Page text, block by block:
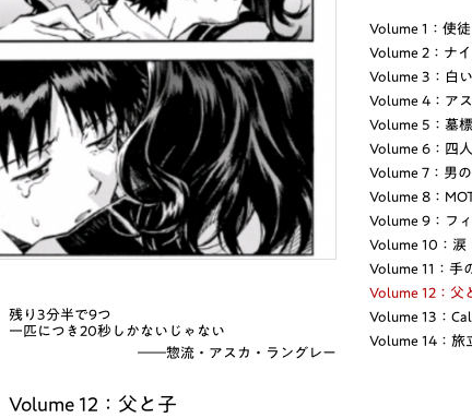
残り3分半で9つ
一匹につき20秒しかないじゃない
――惣流・アスカ・ラングレー
Volume 12：父と子
Volume 1：使
Volume 2：ナ
Volume 3：白
Volume 4：ア
Volume 5：墓標
Volume 6：四
Volume 7：男
Volume 8：
Volume 9：フ
Volume 10：涙
Volume 11：手
Volume 12：父
Volume 13：
Volume 14：旅